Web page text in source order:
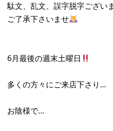
駄文、乱文、誤字脱字ございま
ご了承下さいませ
6月最後の週末土曜日
多くの方々にご来店下さり…
お陰様で…